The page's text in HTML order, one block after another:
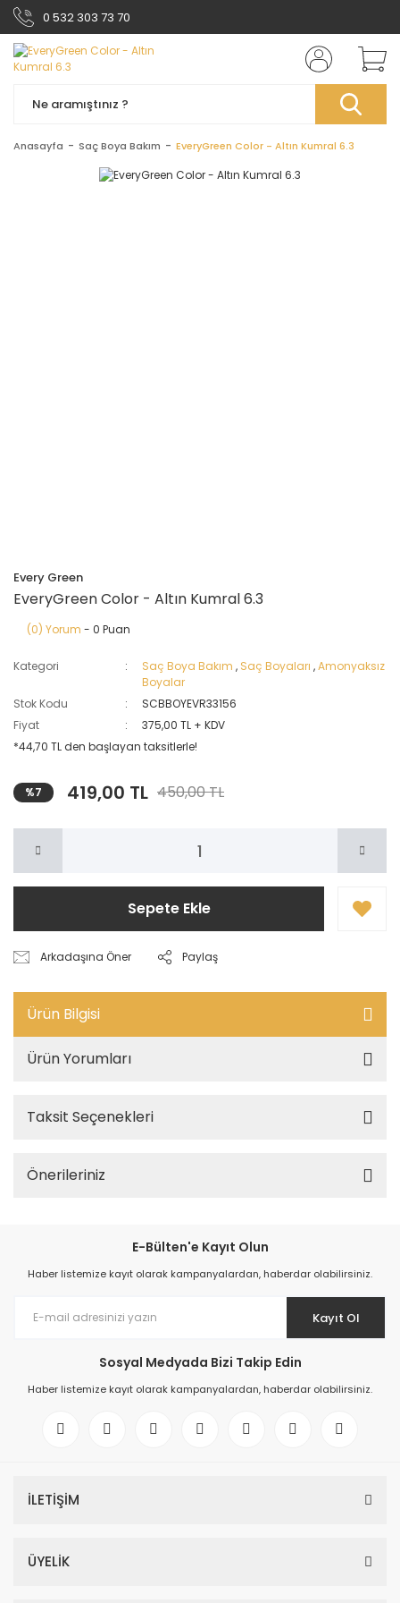
0 532 303 73 70
Anasayfa Saç Boya Bakım EveryGreen Color - Altın Kumral 6.3
Every Green
EveryGreen Color - Altın Kumral 6.3
(0) Yorum - 0 Puan
Kategori Saç Boya Bakım , Saç Boyaları ,Amonyaksız
Boyalar
Stok Kodu
SCBBOYEVR33156
Fiyat
375,00 TL + KDV
*44,70 TL den başlayan taksitlerle!
%7 419,00 TL 450,00 TL
Sepete Ekle
Arkadaşına Öner Paylaş
Ürün Bilgisi
Ürün Yorumları
Taksit Seçenekleri
Önerileriniz
E-Bülten'e Kayıt Olun
Haber listemize kayıt olarak kampanyalardan, haberdar olabilirsiniz.
Kayıt Ol
Sosyal Medyada Bizi Takip Edin
Haber listemize kayıt olarak kampanyalardan, haberdar olabilirsiniz.
İLETİŞİM
ÜYELİK